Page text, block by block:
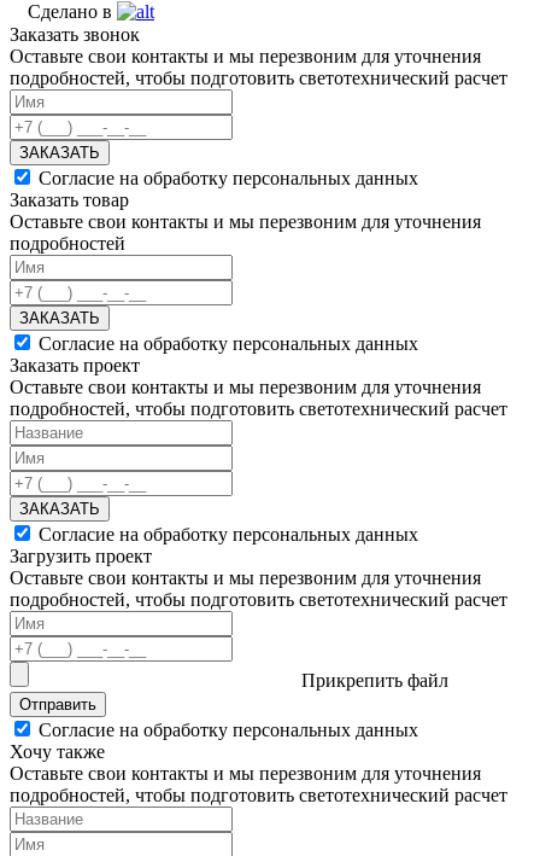
Сделано в
Заказать звонок
Оставьте свои контакты и мы перезвоним для уточнения
подробностей, чтобы подготовить светотехнический расчет
ЗАКАЗАТЬ
Согласие на обработку персональных данных
Заказать товар
Оставьте свои контакты и мы перезвоним для уточнения
подробностей
ЗАКАЗАТЬ
Согласие на обработку персональных данных
Заказать проект
Оставьте свои контакты и мы перезвоним для уточнения
подробностей, чтобы подготовить светотехнический расчет
ЗАКАЗАТЬ
Согласие на обработку персональных данных
Загрузить проект
Оставьте свои контакты и мы перезвоним для уточнения
подробностей, чтобы подготовить светотехнический расчет
Прикрепить файл
Отправить
Согласие на обработку персональных данных
Хочу также
Оставьте свои контакты и мы перезвоним для уточнения
подробностей, чтобы подготовить светотехнический расчет